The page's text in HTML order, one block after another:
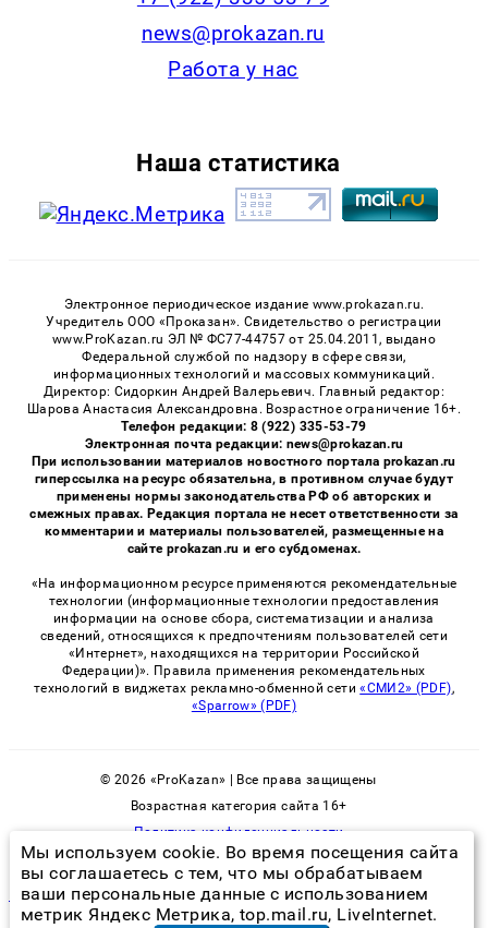
news@prokazan.ru
Работа у нас
Наша статистика
Электронное периодическое издание www.prokazan.ru.
Учредитель ООО «Проказан». Cвидетельство о регистрации
www.ProKazan.ru ЭЛ № ФС77-44757 от 25.04.2011, выдано
Федеральной службой по надзору в сфере связи,
информационных технологий и массовых коммуникаций.
Директор: Сидоркин Андрей Валерьевич. Главный редактор:
Шарова Анастасия Александровна. Возрастное ограничение 16+.
Телефон редакции: 8 (922) 335-53-79
Электронная почта редакции: news@prokazan.ru
При использовании материалов новостного портала prokazan.ru
гиперссылка на ресурс обязательна, в противном случае будут
применены нормы законодательства РФ об авторских и
смежных правах. Редакция портала не несет ответственности за
комментарии и материалы пользователей, размещенные на
сайте prokazan.ru и его субдоменах.
«На информационном ресурсе применяются рекомендательные
технологии (информационные технологии предоставления
информации на основе сбора, систематизации и анализа
сведений, относящихся к предпочтениям пользователей сети
«Интернет», находящихся на территории Российской
Федерации)». Правила применения рекомендательных
технологий в виджетах рекламно-обменной сети«СМИ2» (PDF),
«Sparrow» (PDF)
© 2026 «ProKazan» | Все права защищены
Возрастная категория сайта 16+
Политика конфиденциальности
в погребе появился грибок белая плесень как избавиться
Мы используем cookie. Во время посещения сайта
вы соглашаетесь с тем, что мы обрабатываем
ваши персональные данные с использованием
метрик Яндекс Метрика, top.mail.ru, LiveInternet.